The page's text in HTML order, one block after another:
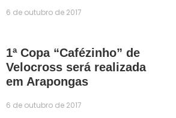
6 de outubro de 2017
1ª Copa “Cafézinho” de
Velocross será realizada
em Arapongas
6 de outubro de 2017